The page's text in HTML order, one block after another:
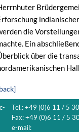
die
Ein
über die
Tel.: +49 (0)6 11 / 5
Fax: +49 (0)6 11 / 5
e-mail: